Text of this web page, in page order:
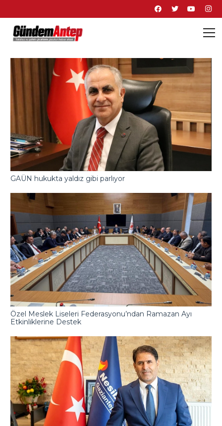
GAÜN hukukta yaldız gibi parlıyor
Özel Meslek Liseleri Federasyonu’ndan Ramazan Ayı
Etkinliklerine Destek